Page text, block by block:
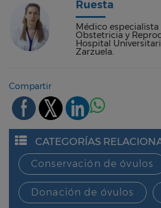
Ruesta
Médico especialista
Obstetricia y
Hospital
Zarzuela.
Compartir
CATEGORÍAS
Conservación de óvulos
Donación de óvulos